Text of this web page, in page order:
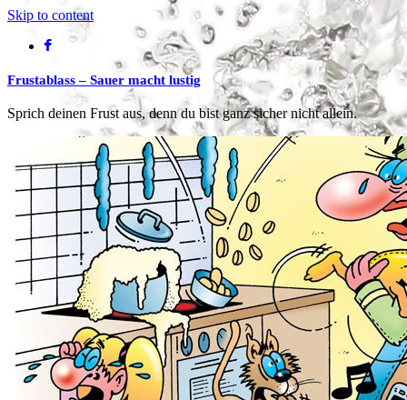
Skip to content
Frustablass – Sauer macht lustig
Sprich deinen Frust aus, denn du bist ganz sicher nicht allein.